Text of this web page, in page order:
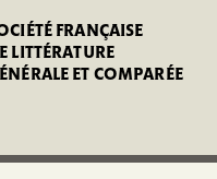
FRANÇAISE
LITTÉRATURE
ET COMPARÉE